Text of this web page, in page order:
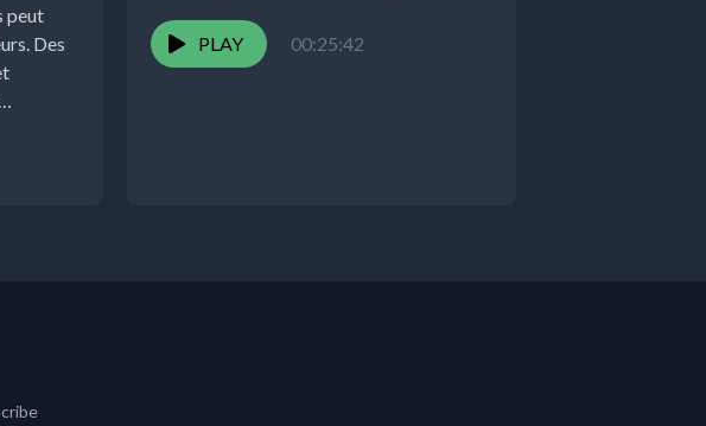
peut
Des
dans leurs relations est...
PLAY
00:25:42